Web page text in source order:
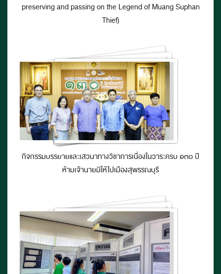
preserving and passing on the Legend of Muang Suphan
Thief)
กิจกรรมบรรยายและเสวนาทางวิชาการเนื่องในวาระครบ ๑๓๐ ปี
ห้ามเจ้านายมิให้ไปเมืองสุพรรณบุรี